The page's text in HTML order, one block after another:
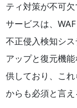
ティ対策が不可
サービスは、
不正侵入検知シ
アップと復元機
供しており、こ
からも必須と言え